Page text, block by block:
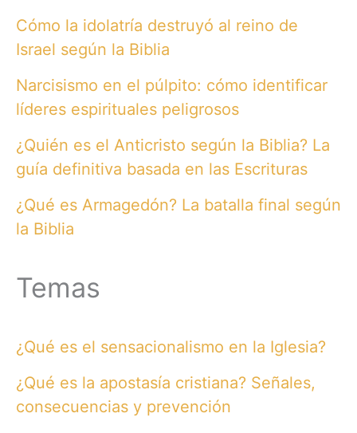
Cómo la idolatría destruyó al reino de
Israel según la Biblia
Narcisismo en el púlpito: cómo identificar
líderes espirituales peligrosos
¿Quién es el Anticristo según la Biblia? La
guía definitiva basada en las Escrituras
¿Qué es Armagedón? La batalla final según
la Biblia
Temas
¿Qué es el sensacionalismo en la Iglesia?
¿Qué es la apostasía cristiana? Señales,
consecuencias y prevención